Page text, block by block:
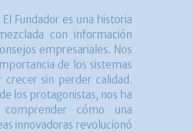
Fundador es una historia
con información
empresariales. Nos
de los sistemas
crecer sin perder calidad.
los protagonistas, nos ha
comprender cómo una
innovadoras revolucionó